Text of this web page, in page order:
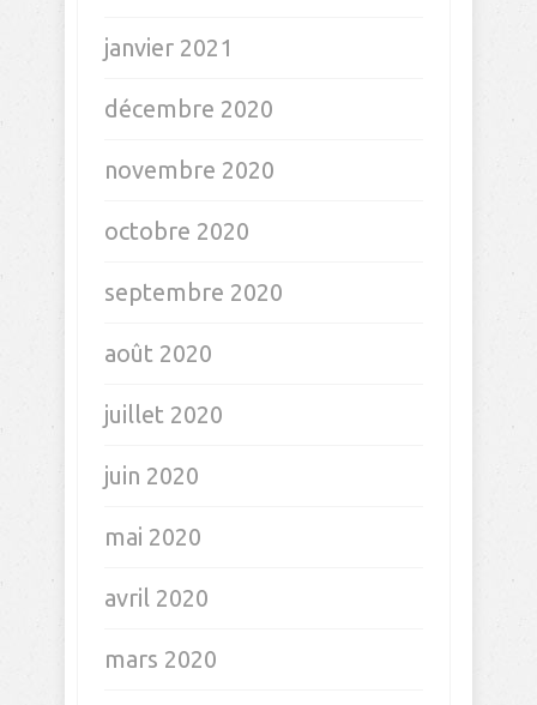
janvier 2021
décembre 2020
novembre 2020
octobre 2020
septembre 2020
août 2020
juillet 2020
juin 2020
mai 2020
avril 2020
mars 2020